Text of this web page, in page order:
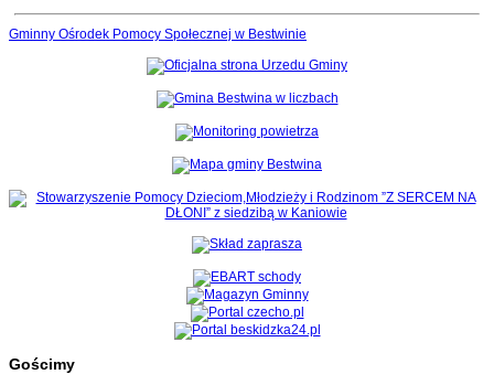
Gminny Ośrodek Pomocy Społecznej w Bestwinie
Gościmy